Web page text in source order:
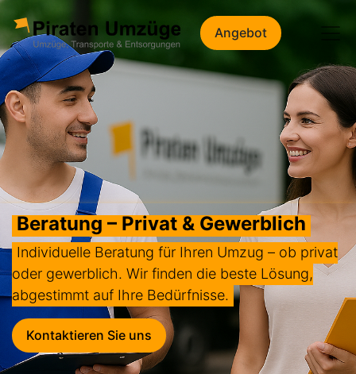
Angebot
Beratung – Privat & Gewerblich
Individuelle Beratung für Ihren Umzug – ob privat
oder gewerblich. Wir finden die beste Lösung,
abgestimmt auf Ihre Bedürfnisse.
Kontaktieren Sie uns